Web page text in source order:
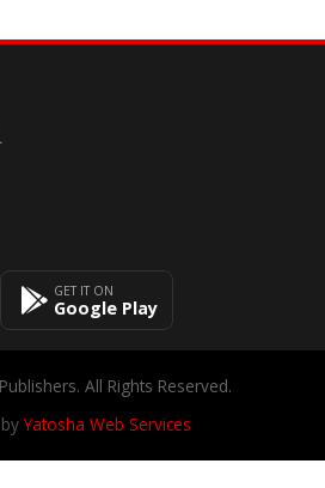
GET IT ON
Google Play
All Rights Reserved.
byYatosha Web Services